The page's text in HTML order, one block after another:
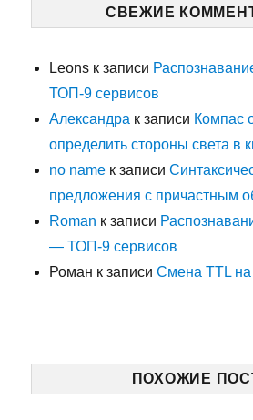
СВЕЖИЕ
Leons к записи
ТОП-9 сервисов
Александра к записи Компас
определить стороны света в
no name к записи
предложения с причастным
Roman к записи
— ТОП-9 сервисов
Роман к записиСмена TTL
ПОХОЖИЕ